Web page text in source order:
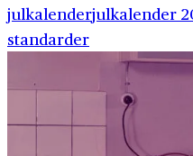
julkalenderjulkalender
standarder